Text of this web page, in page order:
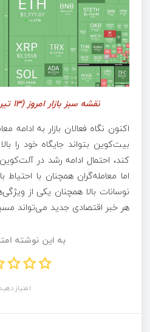
نقشه سبز بازار امروز (۱۳ تیرماه ۱۴۰۵) هم‌اکنون
اکنون نگاه فعالان بازار به
کند، احتمال ادامه رشد در
اما معامله‌گران همچنان با احتیاط
نوسانات بالا همچنان یکی از
هر خبر اقتصادی جدید می‌تواند
به این نوشته
امتیاز